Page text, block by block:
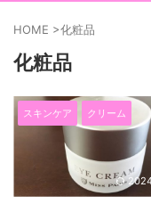
HOME >化粧品
化粧品
スキンケア クリーム